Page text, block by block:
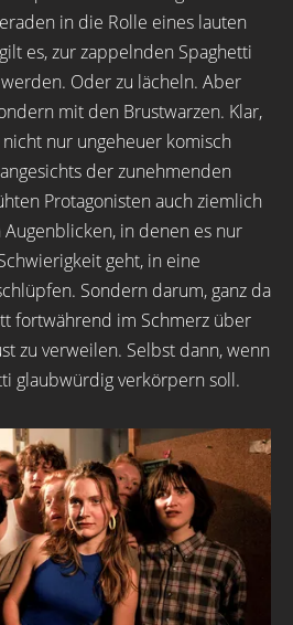
in die Rolle eines lauten
es, zur zappelnden Spaghetti
Oder zu lächeln. Aber
mit den Brustwarzen. Klar,
nur ungeheuer komisch
der zunehmenden
Protagonisten auch ziemlich
in denen es nur
geht, in eine
Sondern darum, ganz da
fortwährend im Schmerz über
zu verweilen. Selbst dann, wenn
glaubwürdig verkörpern soll.